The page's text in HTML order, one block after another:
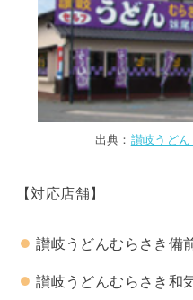
出典： 讃岐うど
【対応店舗】
讃岐うどんむらさき
讃岐うどんむらさき